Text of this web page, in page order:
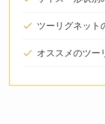
ツーリグネット
オススメのツー